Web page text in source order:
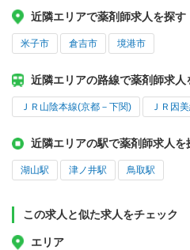
近隣エリアで薬剤師求人を探す
米子市 倉吉市 境港市
近隣エリアの路線で薬剤師求人
ＪＲ山陰本線(京都－下関) ＪＲ因
近隣エリアの駅で薬剤師求人を
湖山駅 津ノ井駅 鳥取駅
この求人と似た求人をチェック
エリア